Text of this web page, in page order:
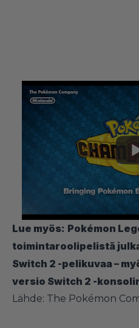
Lue myös: Pokémon
toimintaroolipelistä
Switch 2 -pelikuvaa –
versio Switch 2 -
Lähde: The Pokémon